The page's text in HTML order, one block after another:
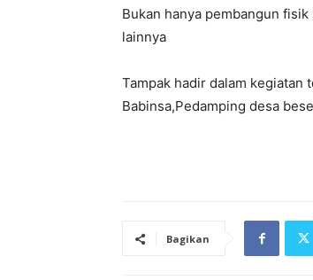
Bukan hanya pembangun
lainnya
Tampak hadir dalam kegiatan
Babinsa,Pedamping desa
Bagikan